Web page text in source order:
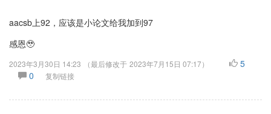
aacsb上92，应该是小论文给我加到97
感恩🥹
2023年3月30日 14:23 （最后修改于 2023年7月15日 07:17）
5
0
复制链接